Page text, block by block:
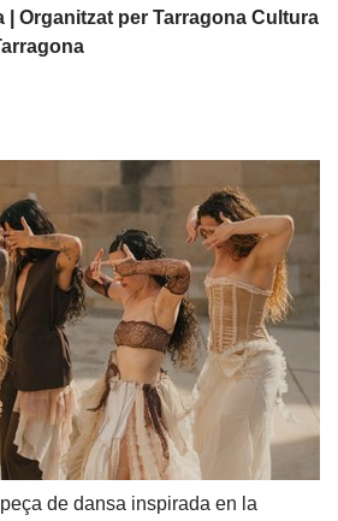
| Organitzat per Tarragona Cultura
de dansa inspirada en la